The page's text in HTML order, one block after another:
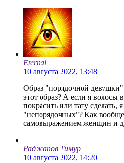
Eternal
10 августа 2022, 13:48
Образ "порядочной девушки"
этот образ? А если я волосы
покрасить или тату сделать,
"непорядочных"? Как вообще
самовыражением женщин и
Раджапов Тимур
10 августа 2022, 14:20